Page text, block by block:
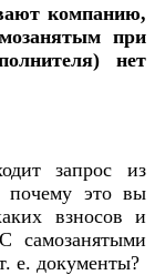
компанию,
при
нет
запрос из
почему это вы
взносов и
самозанятыми
е. документы?